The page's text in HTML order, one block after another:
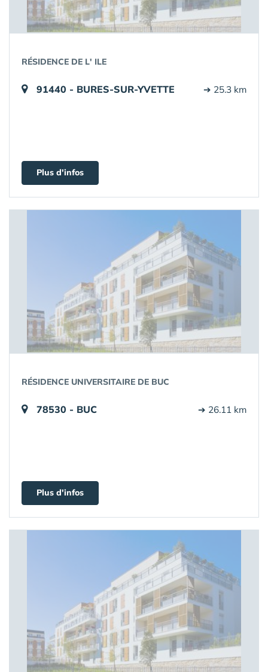
RÉSIDENCE DE L' ILE
91440 - BURES-SUR-YVETTE ➔ 25.3 km
Plus d'infos
RÉSIDENCE UNIVERSITAIRE DE BUC
78530 - BUC ➔ 26.11 km
Plus d'infos